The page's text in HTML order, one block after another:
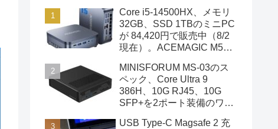
Core i5-14500HX、メモリ
32GB、SSD 1TBのミニPC
が 84,420円で販売中（8/2
現在）。ACEMAGIC M5の
MINISFORUM MS-03のス
ペック、Core Ultra 9
386H、10G RJ45、10G
SFP+を2ポート装備のワー
USB Type-C Magsafe 2 充